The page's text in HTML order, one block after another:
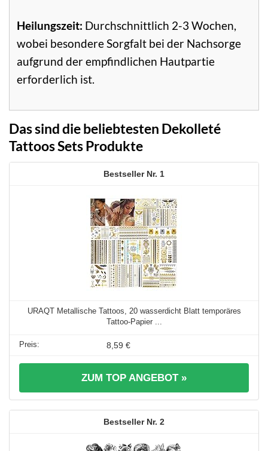
Heilungszeit: Durchschnittlich 2-3 Wochen,
wobei besondere Sorgfalt bei der Nachsorge
aufgrund der empfindlichen Hautpartie
erforderlich ist.
Das sind die beliebtesten Dekolleté
Tattoos Sets Produkte
1
URAQT Metallische Tattoos, 20 wasserdicht Blatt temporäres
Tattoo-Papier ...
8,59 €
ZUM TOP ANGEBOT »
2